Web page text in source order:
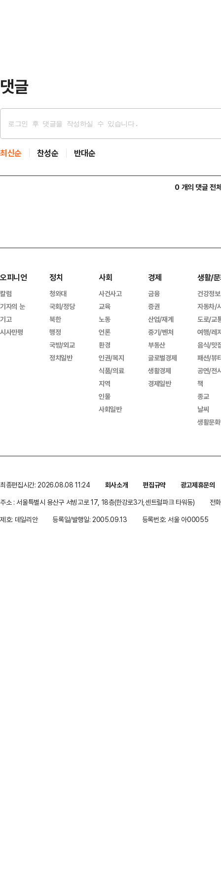
댓글
최신순 찬성순 반대순
0 개의 댓글 전
오피니언
칼럼
기자의 눈
기고
시사만평
정치
청와대
국회/정당
북한
행정
국방/외교
정치일반
사회
사건사고
교육
노동
언론
환경
인권/복지
식품/의료
지역
인물
사회일반
경제
금융
증권
산업/재계
중기/벤처
부동산
글로벌경제
생활경제
경제일반
생활/
건강정보
자동차/
도로/교
여행/레
음식/맛
패션/뷰
공연/전
책
종교
날씨
생활문
최종편집시간: 2026.08.08 11:24 회사소개 편집규약
광고제휴문의
주소 : 서울특별시 용산구 서빙고로 17, 18층(한강로3가,센트럴파크 타워동)
전
제호: 데일리안
등록일/발행일: 2005.09.13 등록번호: 서울 아00055